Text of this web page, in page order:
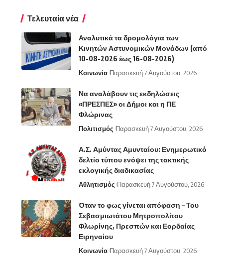
Τελευταία νέα
Αναλυτικά τα δρομολόγια των
Κινητών Αστυνομικών Μονάδων (από
10-08-2026 έως 16-08-2026)
Κοινωνία Παρασκευή 7 Αυγούστου, 2026
Να αναλάβουν τις εκδηλώσεις
«ΠΡΕΣΠΕΣ» οι Δήμοι και η ΠΕ
Φλώρινας
Πολιτισμός Παρασκευή 7 Αυγούστου, 2026
Α.Σ. Αμύντας Αμυνταίου: Ενημερωτικό
δελτίο τύπου ενόψει της τακτικής
εκλογικής διαδικασίας
Αθλητισμός Παρασκευή 7 Αυγούστου, 2026
Όταν το φως γίνεται απόφαση – Του
Σεβασμιωτάτου Μητροπολίτου
Φλωρίνης, Πρεσπών και Εορδαίας
Ειρηναίου
Κοινωνία Παρασκευή 7 Αυγούστου, 2026